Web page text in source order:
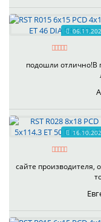
подошли отлично!В
сайте производителя,